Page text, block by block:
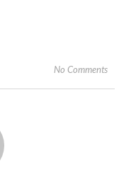
No Comments